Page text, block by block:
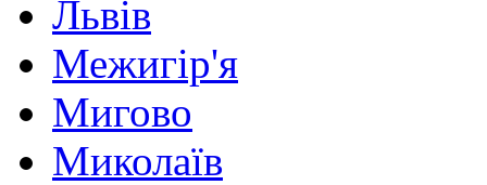
Львів
Межигір'я
Мигово
Миколаїв